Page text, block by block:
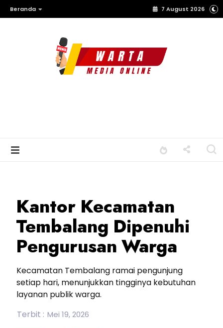
Beranda 7 August 2026
Kantor Kecamatan
Tembalang Dipenuhi
Pengurusan Warga
Kecamatan Tembalang ramai pengunjung
setiap hari, menunjukkan tingginya kebutuhan
layanan publik warga.
Terbit : Mei 19, 2026